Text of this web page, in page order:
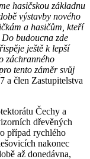
hasičskou základnu
výstavby nového
a hasičům, kteří
budoucna zde
ještě k lepší
záchranného
tento záměr svůj
a člen Zastupitelstva
Čechy a
dřevěných
případ rychlého
nakonec
až donedávna,